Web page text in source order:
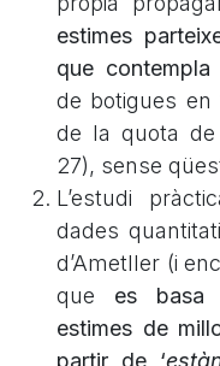
estimes
que contempla
de botigues en
de la quota de
27), sense
L’estudi
dades
d’Ametller (i
que es basa
estimes de
partir de ‘